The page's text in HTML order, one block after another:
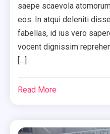
saepe scaevola
eos. In atqui deleniti
fabellas, id ius vero
vocent dignissim
[…]
Read More